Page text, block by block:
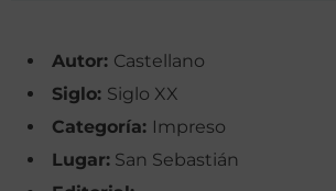
Autor: Castellano
Siglo: Siglo XX
Categoría: Impreso
Lugar: San Sebastián